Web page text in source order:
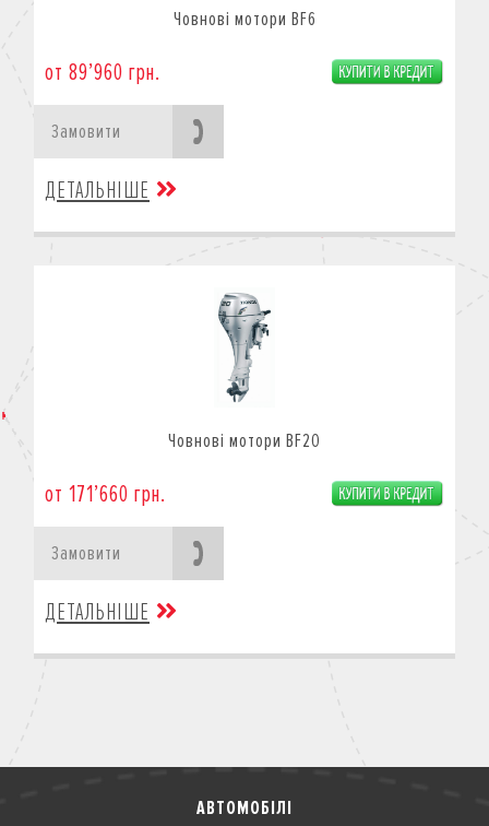
Човнові мотори BF6
от 89’960 грн.
Замовити
ДЕТАЛЬНІШЕ
Човнові мотори BF20
от 171’660 грн.
Замовити
ДЕТАЛЬНІШЕ
АВТОМОБІЛІ